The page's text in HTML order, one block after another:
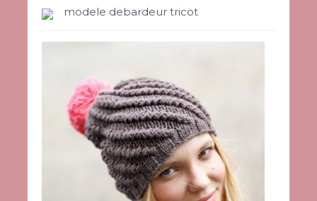
modele debardeur tricot